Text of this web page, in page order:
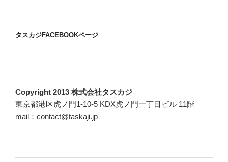
タスカジFACEBOOKページ
Copyright 2013 株式会社タスカジ
東京都港区虎ノ門1-10-5 KDX虎ノ門一丁目ビル 11階
mail：contact@taskaji.jp